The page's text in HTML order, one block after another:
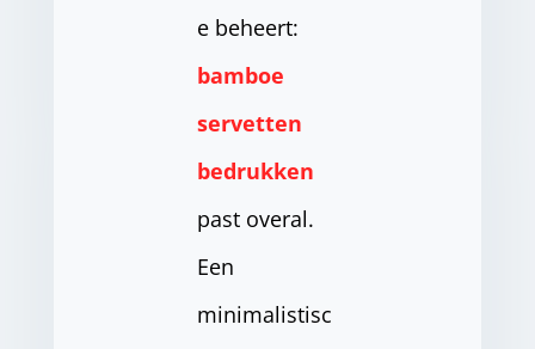
e beheert:
bamboe
servetten
bedrukken
past overal.
Een
minimalistisc